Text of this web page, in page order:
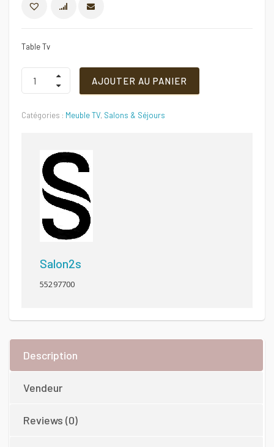
COMPARER
Table Tv
Table
Quantité
AJOUTER AU PANIER
Catégories : Meuble TV, Salons & Séjours
Salon2s
55297700
Description
Vendeur
Reviews (0)